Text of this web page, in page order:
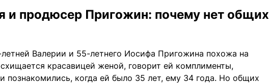
и продюсер Пригожин: почему нет общих
Валерии и 55-летнего Иосифа Пригожина похожа на
красавицей женой, говорит ей комплименты,
познакомились, когда ей было 35 лет, ему 34 года. Но общих